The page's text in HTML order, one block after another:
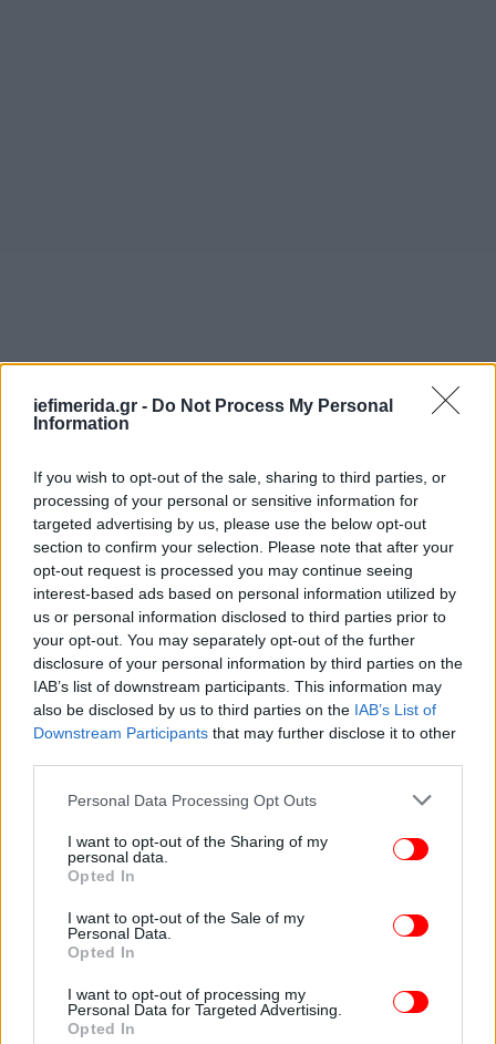
iefimerida.gr - Do Not Process My Personal
Information
If you wish to opt-out of the sale, sharing to third parties, or
processing of your personal or sensitive information for
targeted advertising by us, please use the below opt-out
section to confirm your selection. Please note that after your
opt-out request is processed you may continue seeing
interest-based ads based on personal information utilized by
us or personal information disclosed to third parties prior to
your opt-out. You may separately opt-out of the further
disclosure of your personal information by third parties on the
IAB’s list of downstream participants. This information may
also be disclosed by us to third parties on the IAB’s List of
Downstream Participants that may further disclose it to other
Please note that this website/app uses one or more Google
not limited to your visit or usage behaviour. You may click to
grant or deny consent to Google and its third-party tags to
use your data for below specified purposes in below Google
consent section.
Personal Data Processing Opt Outs
I want to opt-out of the Sharing of my
personal data.
Opted In
I want to opt-out of the Sale of my
Personal Data.
Opted In
I want to opt-out of processing my
Personal Data for Targeted Advertising.
Opted In
που επετεύχθη μεταξύ Σεούλ και Πιονγιάνγκ για
μια συνάντηση κορυφής μεταξύ των δύο χωρών, η
οποία ενδέχεται να πραγματοποιηθεί τον Απρίλιο.
Πηγή: ΑΠΕ-ΜΠΕ
Ακολουθήστε το στο Google Newsκαι μάθετε
πρώτοι όλες τις ειδήσεις
Δείτε όλες τις τελευταίεςΕιδήσειςαπό την Ελλάδα και τον Κόσμο,
στο